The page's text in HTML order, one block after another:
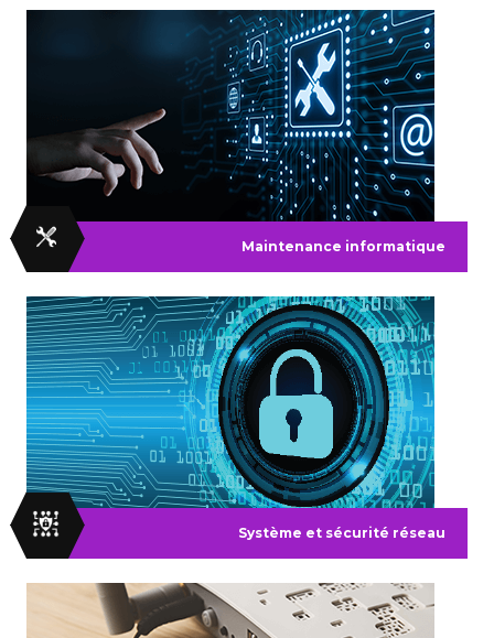
Maintenance informatique
Système et sécurité réseau